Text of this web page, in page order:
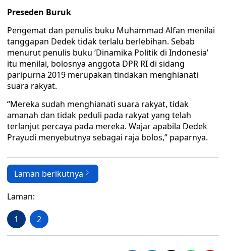
Preseden Buruk
Pengemat dan penulis buku Muhammad Alfan menilai
tanggapan Dedek tidak terlalu berlebihan. Sebab
menurut penulis buku ‘Dinamika Politik di Indonesia’
itu menilai, bolosnya anggota DPR RI di sidang
paripurna 2019 merupakan tindakan menghianati
suara rakyat.
“Mereka sudah menghianati suara rakyat, tidak
amanah dan tidak peduli pada rakyat yang telah
terlanjut percaya pada mereka. Wajar apabila Dedek
Prayudi menyebutnya sebagai raja bolos,” paparnya.
Laman berikutnya
Laman:
1 2